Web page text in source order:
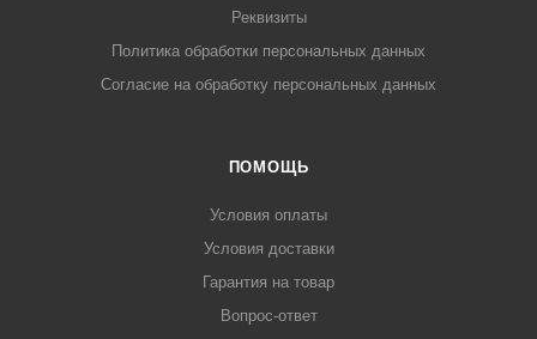
Реквизиты
Политика обработки персональных данных
Согласие на обработку персональных данных
ПОМОЩЬ
Условия оплаты
Условия доставки
Гарантия на товар
Вопрос-ответ